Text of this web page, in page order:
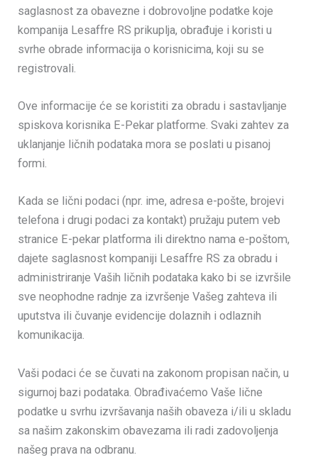
saglasnost za obavezne i dobrovoljne podatke koje
kompanija Lesaffre RS prikuplja, obrađuje i koristi u
svrhe obrade informacija o korisnicima, koji su se
registrovali.
Ove informacije će se koristiti za obradu i sastavljanje
spiskova korisnika E-Pekar platforme. Svaki zahtev za
uklanjanje ličnih podataka mora se poslati u pisanoj
formi.
Kada se lični podaci (npr. ime, adresa e-pošte, brojevi
telefona i drugi podaci za kontakt) pružaju putem veb
stranice E-pekar platforma ili direktno nama e-poštom,
dajete saglasnost kompaniji Lesaffre RS za obradu i
administriranje Vaših ličnih podataka kako bi se izvršile
sve neophodne radnje za izvršenje Vašeg zahteva ili
uputstva ili čuvanje evidencije dolaznih i odlaznih
komunikacija.
Vaši podaci će se čuvati na zakonom propisan način, u
sigurnoj bazi podataka. Obrađivaćemo Vaše lične
podatke u svrhu izvršavanja naših obaveza i/ili u skladu
sa našim zakonskim obavezama ili radi zadovoljenja
našeg prava na odbranu.